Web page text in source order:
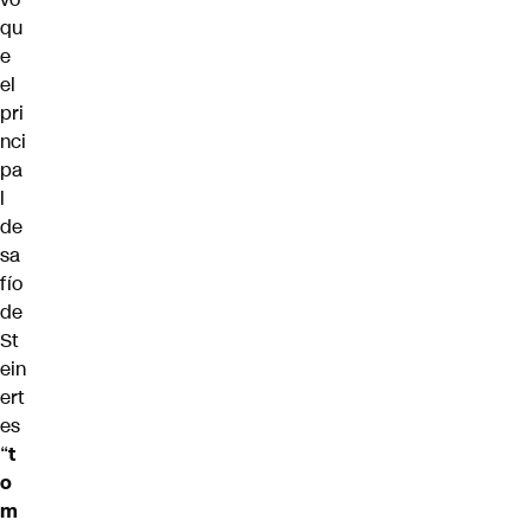
qu
e
el
pri
nci
pa
l
de
sa
fío
de
St
ein
ert
es
“t
o
m